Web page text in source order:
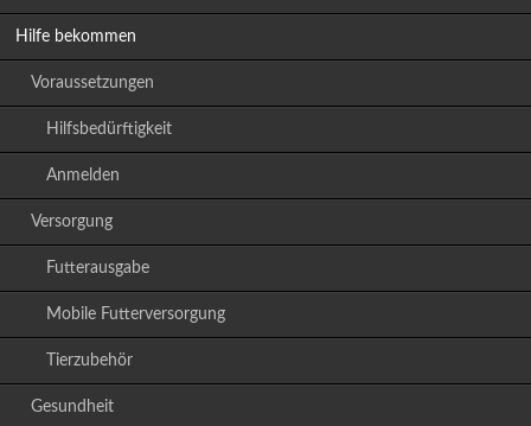
Hilfe bekommen
Voraussetzungen
Hilfsbedürftigkeit
Anmelden
Versorgung
Futterausgabe
Mobile Futterversorgung
Tierzubehör
Gesundheit